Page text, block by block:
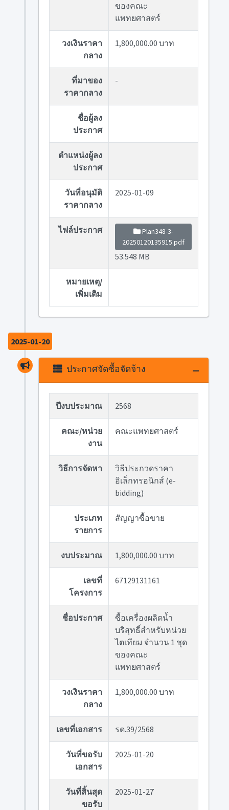
ของคณะ
แพทยศาสตร์
วงเงินราคา
กลาง
1,800,000.00 บาท
ที่มาของ
ราคากลาง
-
ชื่อผู้ลง
ประกาศ
ตำแหน่งผู้ลง
ประกาศ
วันที่อนุมัติ
ราคากลาง
2025-01-09
ไฟล์ประกาศ
Plan348-3-
20250120135915.pdf
53.548 MB
หมายเหตุ/
เพิ่มเติม
2025-01-20
ประกาศจัดซื้อจัดจ้าง
ปีงบประมาณ 2568
คณะ/หน่วย
งาน
คณะแพทยศาสตร์
วิธีการจัดหา
วิธีประกวดราคา
อิเล็กทรอนิกส์ (e-
bidding)
ประเภท
รายการ
สัญญาซื้อขาย
งบประมาณ 1,800,000.00 บาท
เลขที่
โครงการ
67129131161
ชื่อประกาศ
ซื้อเครื่องผลิตน้ำ
บริสุทธิ์สำหรับหน่วย
ไตเทียม จำนวน 1 ชุด
ของคณะ
แพทยศาสตร์
วงเงินราคา
กลาง
1,800,000.00 บาท
เลขที่เอกสาร รด.39/2568
วันที่ขอรับ
เอกสาร
2025-01-20
วันที่สิ้นสุด
ขอรับ
2025-01-27